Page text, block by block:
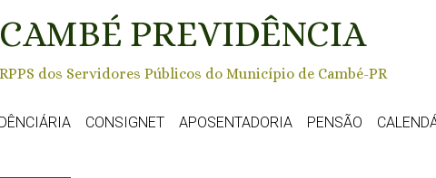
CAMBÉ PREVIDÊNCIA
RPPS dos Servidores Públicos do Município de Cambé-PR
CONSIGNET APOSENTADORIA PENSÃO